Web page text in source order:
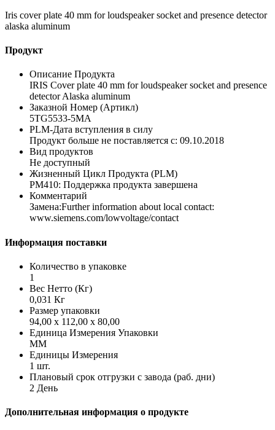
Iris cover plate 40 mm for loudspeaker socket and presence detector
alaska aluminum
Продукт
Описание Продукта
IRIS Cover plate 40 mm for loudspeaker socket and presence
detector Alaska aluminum
Заказной Номер (Артикл)
5TG5533-5MA
PLM-Дата вступления в силу
Продукт больше не поставляется с: 09.10.2018
Вид продуктов
Не доступный
Жизненный Цикл Продукта (PLM)
PM410: Поддержка продукта завершена
Комментарий
Замена:Further information about local contact:
www.siemens.com/lowvoltage/contact
Информация поставки
Количество в упаковке
1
Вес Нетто (Кг)
0,031 Кг
Размер упаковки
94,00 x 112,00 x 80,00
Единица Измерения Упаковки
MM
Единицы Измерения
1 шт.
Плановый срок отгрузки с завода (раб. дни)
2 День
Дополнительная информация о продукте